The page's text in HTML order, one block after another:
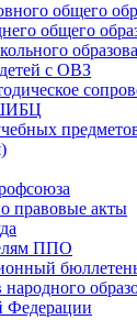
общего
общего
с ОВЗ
правовые акты
ППО
народного
Федерации